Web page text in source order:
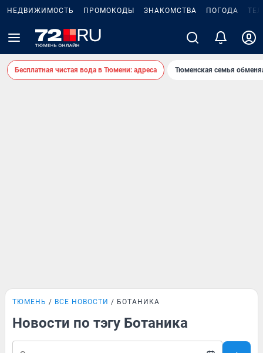
НЕДВИЖИМОСТЬ ПРОМОКОДЫ ЗНАКОМСТВА ПОГОДА
Бесплатная чистая вода в Тюмени: адреса Тюменская семья
ТЮМЕНЬ ВСЕ НОВОСТИ БОТАНИКА
Новости по тэгу Ботаника